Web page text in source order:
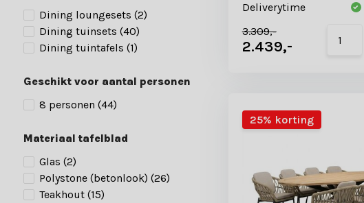
Dining loungesets (2)
Dining tuinsets (40)
Dining tuintafels (1)
Geschikt voor aantal personen
8 personen (44)
Materiaal tafelblad
Glas (2)
Polystone (betonlook) (26)
Teakhout (15)
Deliverytime
3.309,-
2.439,-
25% korting